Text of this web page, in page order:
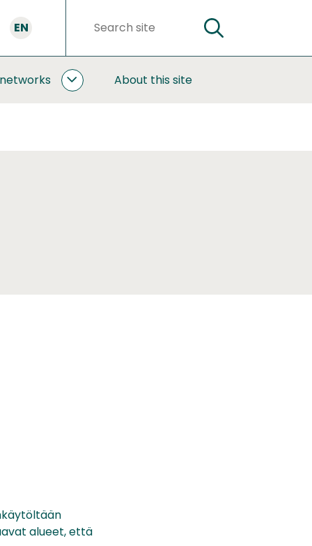
EN
Search
SEARCH
COOPERATION
About this site
alueet, että